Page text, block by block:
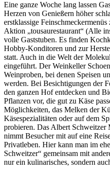
Eine ganze Woche lang lassen
Herzen von Genießern höher
erstklassige
Aktion „tousaurestaurant“ (Alle
volle Gaststuben. Es finden
Hobby-Konditoren und zur
statt. Auch in die Welt der
eingeführt. Der Weinkeller
Weinproben, bei denen Speisen
werden. Bei Besichtigungen der
den ganzen Hof entdecken und
Pflanzen vor, die gut zu Käse
Möglichkeiten, das Melken der
Käsespezialitäten oder auf dem
probieren. Das Albert Schweitzer
nimmt Besucher mit auf eine
Privatleben. Hier kann man im
Schweitzer“ gemeinsam mit
nur ein kulinarisches, sondern